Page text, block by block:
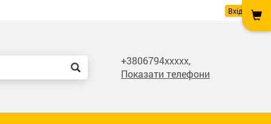
Вхід
+3806794xxxxx,
Показати телефони